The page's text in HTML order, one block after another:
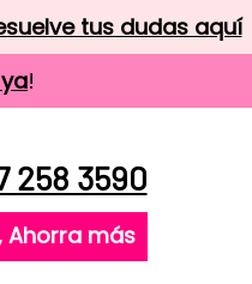
tus dudas aquí
!
258 3590
Ahorra más